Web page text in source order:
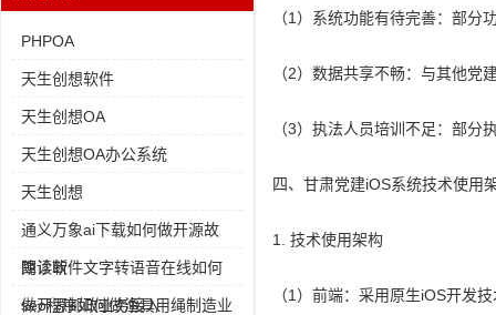
PHPOA
天生创想软件
天生创想OA
天生创想OA办公系统
天生创想
通义万象ai下载如何做开源故
障诊断
朗读软件文字转语音在线如何
做开源邮政业务接入
seo程序如何做渔具用绳制造业
（1）系统功能有待完善：部分
（2）数据共享不畅：与其他党
（3）执法人员培训不足：部分
四、甘肃党建iOS系统技术使用
1. 技术使用架构
（1）前端：采用原生iOS开发